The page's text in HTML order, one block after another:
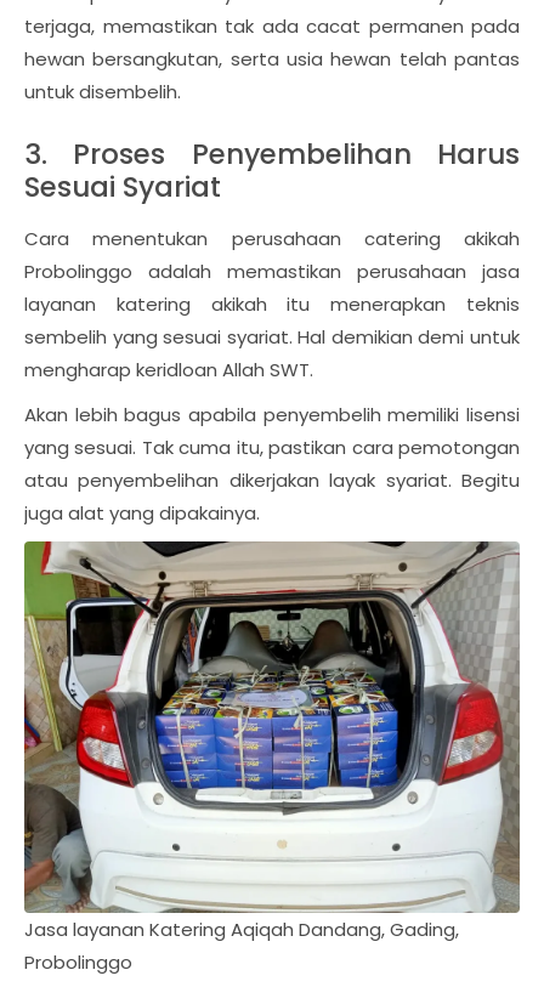
terjaga, memastikan tak ada cacat permanen pada
hewan bersangkutan, serta usia hewan telah pantas
untuk disembelih.
3. Proses Penyembelihan Harus
Sesuai Syariat
Cara menentukan perusahaan catering akikah
Probolinggo adalah memastikan perusahaan jasa
layanan katering akikah itu menerapkan teknis
sembelih yang sesuai syariat. Hal demikian demi untuk
mengharap keridloan Allah SWT.
Akan lebih bagus apabila penyembelih memiliki lisensi
yang sesuai. Tak cuma itu, pastikan cara pemotongan
atau penyembelihan dikerjakan layak syariat. Begitu
juga alat yang dipakainya.
Jasa layanan Katering Aqiqah Dandang, Gading,
Probolinggo